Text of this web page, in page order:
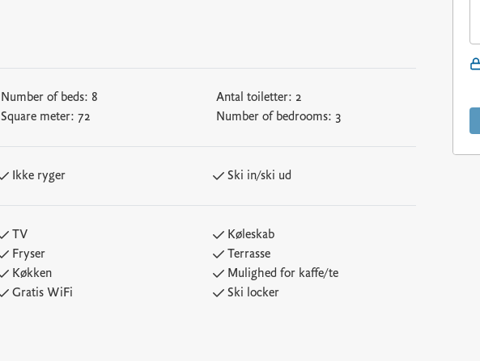
Number of beds: 8 Antal toiletter: 2
Square meter: 72 Number of bedrooms: 3
Ikke ryger Ski in/ski ud
TV
Køleskab
Fryser
Terrasse
Køkken
Mulighed for kaffe/te
Gratis WiFi
Ski locker